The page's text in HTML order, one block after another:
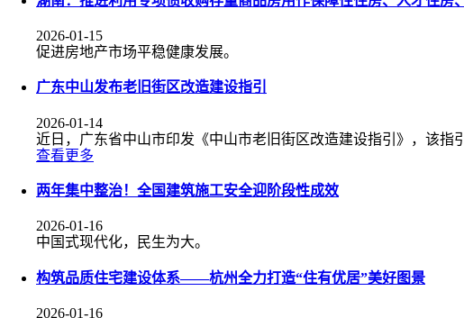
2026-01-15
促进房地产市场平稳健康发展。
广东中山发布老旧街区改造建设指引
2026-01-14
近日，广东省中山市印发《中山市老旧街区改造建设指引》，该指
查看更多
两年集中整治！全国建筑施工安全迎阶段性成效
2026-01-16
中国式现代化，民生为大。
构筑品质住宅建设体系——杭州全力打造“住有优居”美好图景
2026-01-16